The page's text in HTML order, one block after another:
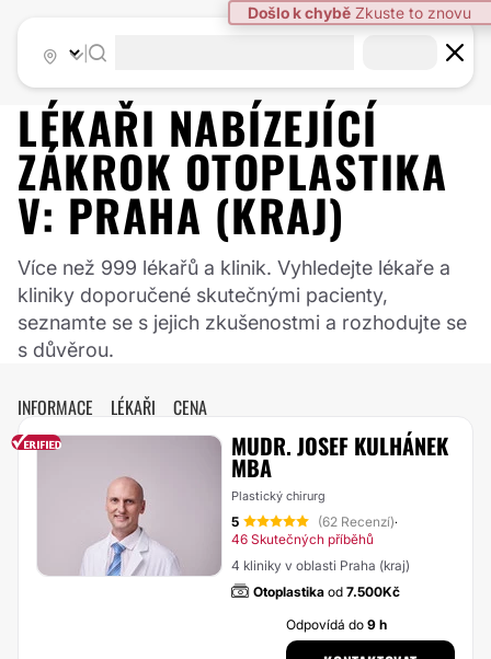
LÉKAŘI NABÍZEJÍCÍ
ZÁKROK OTOPLASTIKA
V: PRAHA (KRAJ)
Více než 999 lékařů a klinik. Vyhledejte lékaře a
kliniky doporučené skutečnými pacienty,
seznamte se s jejich zkušenostmi a rozhodujte se
s důvěrou.
INFORMACE LÉKAŘI CENA
MUDR. JOSEF KULHÁNEK
MBA
Plastický chirurg
5 (62 Recenzí)·
46 Skutečných příběhů
4 kliniky v oblasti Praha (kraj)
Otoplastika od 7.500Kč
Odpovídá do9 h